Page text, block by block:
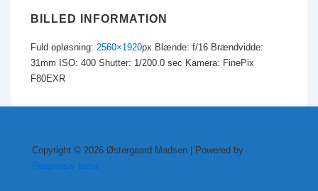
BILLED INFORMATION
Fuld opløsning: 2560×1920px Blænde: f/16 Brændvidde:
31mm ISO: 400 Shutter: 1/200.0 sec Kamera: FinePix
F80EXR
Copyright © 2026 Østergaard Madsen
| Powered by
Responsiv tema